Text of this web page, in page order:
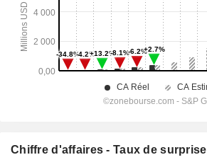
Chiffre d'affaires - Taux de surprise